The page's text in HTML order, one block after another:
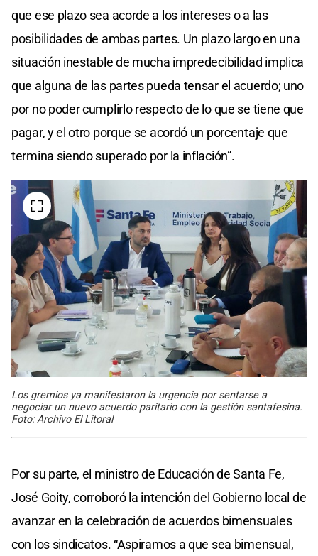
que ese plazo sea acorde a los intereses o a las
posibilidades de ambas partes. Un plazo largo en una
situación inestable de mucha impredecibilidad implica
que alguna de las partes pueda tensar el acuerdo; uno
por no poder cumplirlo respecto de lo que se tiene que
pagar, y el otro porque se acordó un porcentaje que
termina siendo superado por la inflación”.
Los gremios ya manifestaron la urgencia por sentarse a
negociar un nuevo acuerdo paritario con la gestión santafesina.
Foto: Archivo El Litoral
Por su parte, el ministro de Educación de Santa Fe,
José Goity, corroboró la intención del Gobierno local de
avanzar en la celebración de acuerdos bimensuales
con los sindicatos. “Aspiramos a que sea bimensual,